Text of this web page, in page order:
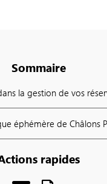
Sommaire
la gestion de vos
éphémère de Châlons
rapides